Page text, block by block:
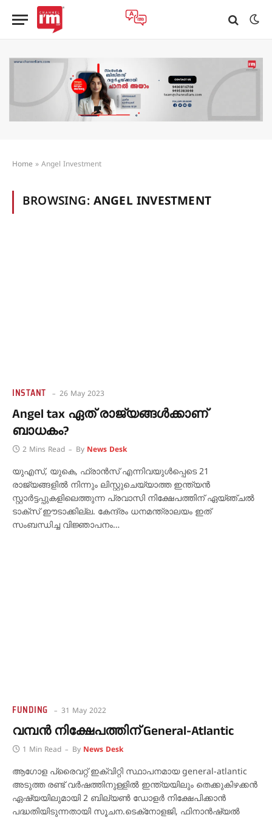
Home » Angel Investment
BROWSING: ANGEL INVESTMENT
INSTANT 26 May 2023
Angel tax ഏത് രാജ്യങ്ങൾക്കാണ്
ബാധകം?
2 Mins Read By News Desk
യുഎസ്, യുകെ, ഫ്രാന്‍സ് എന്നിവയുള്‍പ്പെടെ 21
രാജ്യങ്ങളില്‍ നിന്നും ലിസ്റ്റുചെയ്യാത്ത ഇന്ത്യന്‍
സ്റ്റാര്‍ട്ടപ്പുകളിലെത്തുന്ന പ്രവാസി നിക്ഷേപത്തിന് ഏയ്ഞ്ചല്‍
ടാക്സ് ഈടാക്കില്ല. കേന്ദ്രം ധനമന്ത്രാലയം ഇത്
സംബന്ധിച്ച വിജ്ഞാപനം…
FUNDING 31 May 2022
വമ്പൻ നിക്ഷേപത്തിന് General-Atlantic
1 Min Read By News Desk
ആഗോള പ്രൈവറ്റ് ഇക്വിറ്റി സ്ഥാപനമായ general-atlantic
അടുത്ത രണ്ട് വർഷത്തിനുള്ളിൽ ഇന്ത്യയിലും തെക്കുകിഴക്കൻ
ഏഷ്യയിലുമായി 2 ബില്യൺ ഡോളർ നിക്ഷേപിക്കാൻ
പദ്ധതിയിടുന്നതായി സൂചന.ടെക്‌നോളജി, ഫിനാൻഷ്യൽ